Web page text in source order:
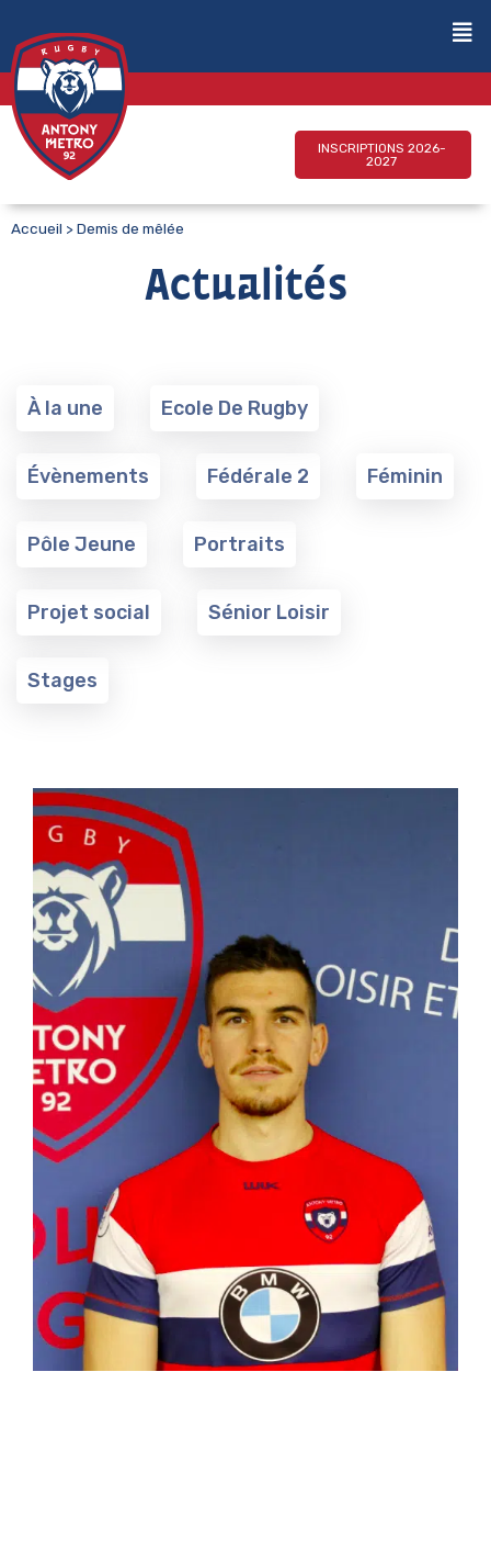
INSCRIPTIONS 2026-
2027
Accueil >Demis de mêlée
Actualités
À la une Ecole De Rugby
Évènements Fédérale 2 Féminin
Pôle Jeune Portraits
Projet social Sénior Loisir
Stages